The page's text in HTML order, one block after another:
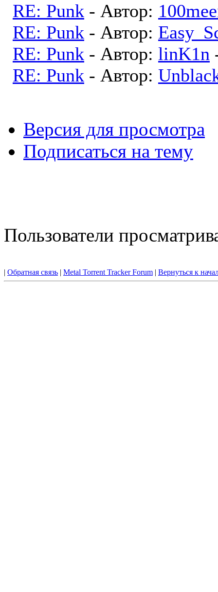
RE: Punk - Автор:
RE: Punk - Автор:
RE: Punk - Автор: linK1n
RE: Punk - Автор:
Версия для просмотра
Подписаться на тему
Пользователи
| Обратная связь | Metal Torrent Tracker Forum | Вернуться к